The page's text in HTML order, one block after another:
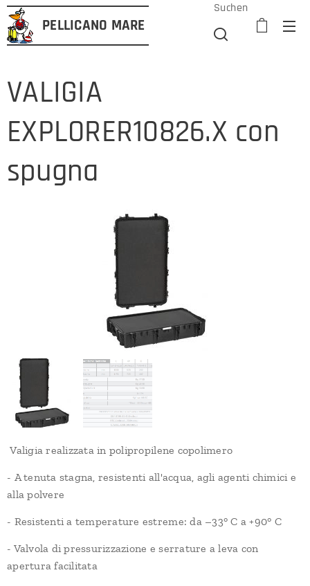
PELLICANO MARE
Suchen
VALIGIA
EXPLORER10826.X con
spugna
Valigia realizzata in polipropilene copolimero
- A tenuta stagna, resistenti all'acqua, agli agenti chimici e
alla polvere
- Resistenti a temperature estreme: da –33° C a +90° C
- Valvola di pressurizzazione e serrature a leva con
apertura facilitata